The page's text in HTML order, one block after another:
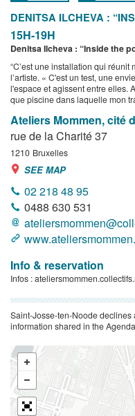
DENITSA ILCHEVA :
15H-19H
Denitsa Ilcheva : “Inside the
“C’est une installation qui
l’artiste. « C'est un test, une
l'espace et agissent entre elles.
que piscine dans laquelle mon
Ateliers Mommen, cité
rue de la Charité 37
1210 Bruxelles
SEE MAP
02 218 48 95
0488 630 531
Info & reservation
Infos :
Saint-Josse-ten-Noode
information shared in the